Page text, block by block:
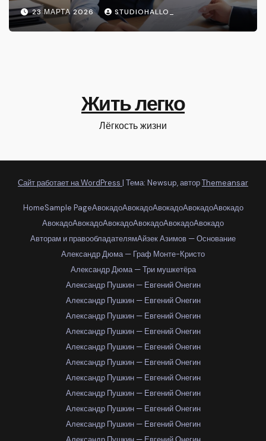
23 МАРТА 2026 STUDIOHALLO_
Жить легко
Лёгкость жизни
Сайт работает на WordPress | Тема: Newsup, авторThemeansar
HomeSample PageАвокадоАвокадоАвокадоАвокадоАвокадо
АвокадоАвокадоАвокадоАвокадоАвокадоАвокадо
Авторам и правообладателямАйзек Азимов — Основание
Александр Дюма — Граф Монте-Кристо
Александр Дюма — Три мушкетёра
Александр Пушкин — Евгений Онегин
Александр Пушкин — Евгений Онегин
Александр Пушкин — Евгений Онегин
Александр Пушкин — Евгений Онегин
Александр Пушкин — Евгений Онегин
Александр Пушкин — Евгений Онегин
Александр Пушкин — Евгений Онегин
Александр Пушкин — Евгений Онегин
Александр Пушкин — Евгений Онегин
Александр Пушкин — Евгений Онегин